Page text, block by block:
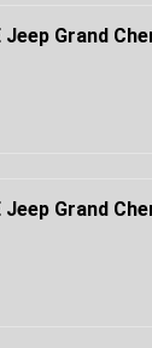
Jeep Grand
Jeep Grand